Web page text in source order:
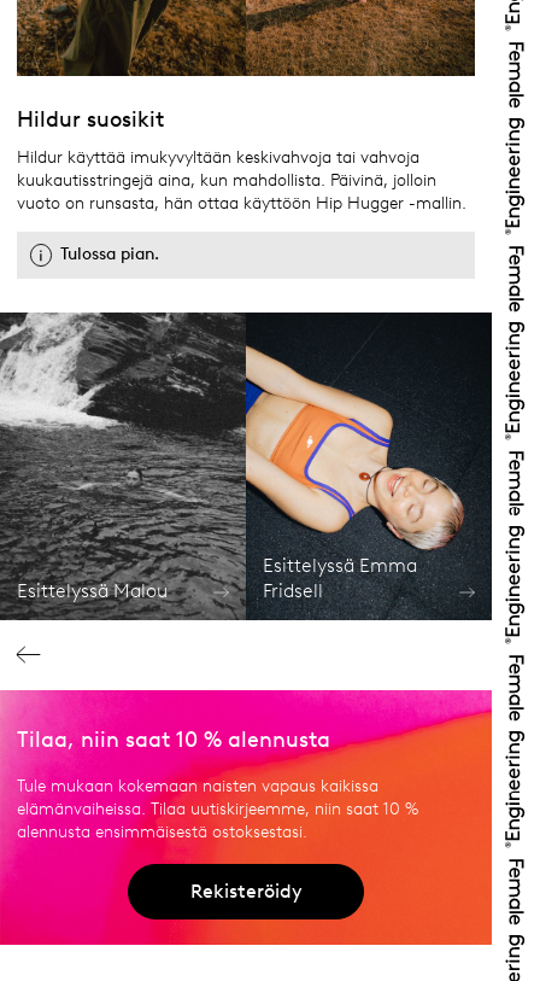
Hildur suosikit
Hildur käyttää imukyvyltään keskivahvoja tai vahvoja
kuukautisstringejä aina, kun mahdollista. Päivinä, jolloin
vuoto on runsasta, hän ottaa käyttöön Hip Hugger -mallin.
Tulossa pian.
Esittelyssä Malou
Esittelyssä Emma
Fridsell
Tilaa, niin saat 10 % alennusta
Tule mukaan kokemaan naisten vapaus kaikissa
elämänvaiheissa. Tilaa uutiskirjeemme, niin saat 10 %
alennusta ensimmäisestä ostoksestasi.
Rekisteröidy